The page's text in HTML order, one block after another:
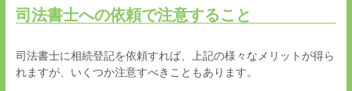
司法書士への依頼で注意すること
司法書士に相続登記を依頼すれば、上記の様々なメリットが得ら
れますが、いくつか注意すべきこともあります。